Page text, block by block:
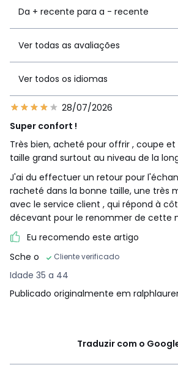
Da + recente para a - recente
Ver todas as avaliações
Ver todos os idiomas
28/07/2026
Super confort !
Très bien, acheté pour offrir , coupe
taille grand surtout au niveau de la
J'ai du effectuer un retour pour
racheté dans la bonne taille, une très
avec le service client , qui répond à
décevant pour le renommer de cette
Eu recomendo este artigo
Sche o
Cliente verificado
Idade 35 a 44
Publicado originalmente em
Traduzir com o